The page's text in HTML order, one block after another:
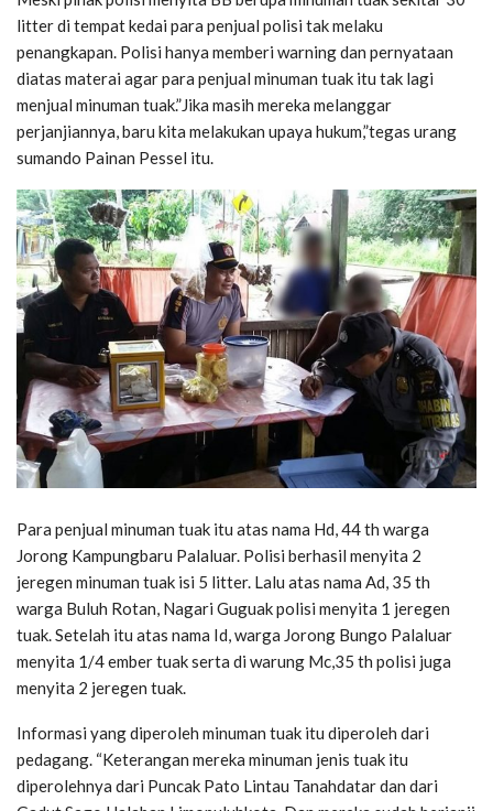
litter di tempat kedai para penjual polisi tak melaku
penangkapan. Polisi hanya memberi warning dan pernyataan
diatas materai agar para penjual minuman tuak itu tak lagi
menjual minuman tuak.”Jika masih mereka melanggar
perjanjiannya, baru kita melakukan upaya hukum,”tegas urang
sumando Painan Pessel itu.
Para penjual minuman tuak itu atas nama Hd, 44 th warga
Jorong Kampungbaru Palaluar. Polisi berhasil menyita 2
jeregen minuman tuak isi 5 litter. Lalu atas nama Ad, 35 th
warga Buluh Rotan, Nagari Guguak polisi menyita 1 jeregen
tuak. Setelah itu atas nama Id, warga Jorong Bungo Palaluar
menyita 1/4 ember tuak serta di warung Mc,35 th polisi juga
menyita 2 jeregen tuak.
Informasi yang diperoleh minuman tuak itu diperoleh dari
pedagang. “Keterangan mereka minuman jenis tuak itu
diperolehnya dari Puncak Pato Lintau Tanahdatar dan dari